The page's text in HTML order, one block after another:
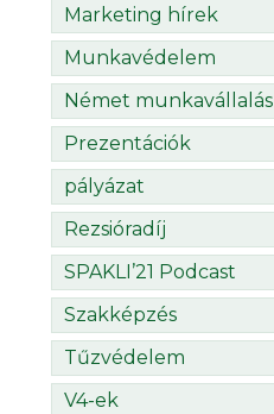
Marketing hírek
Munkavédelem
Német munkavállalás
Prezentációk
pályázat
Rezsióradíj
SPAKLI’21 Podcast
Szakképzés
Tűzvédelem
V4-ek